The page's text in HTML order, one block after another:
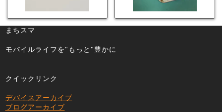
まちスマ
モバイルライフを"もっと"豊かに
クイックリンク
デバイスアーカイブ
ブログアーカイブ